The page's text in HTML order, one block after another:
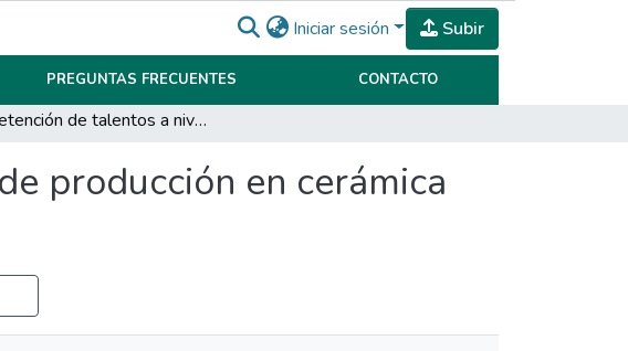
Iniciar sesión Subir
PREGUNTAS FRECUENTES CONTACTO
Retención de talentos a nivel supervisores de producción en cerámica Rosario
producción en cerámica